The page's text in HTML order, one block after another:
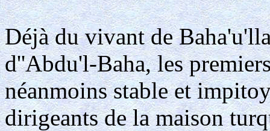
Déjà du vivant de
d''Abdu'l-Baha, les
néanmoins stable et
dirigeants de la maison